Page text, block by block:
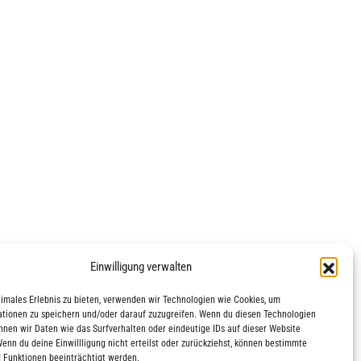
Einwilligung verwalten
Erlebnis zu bieten, verwenden wir Technologien wie Cookies, um
zu speichern und/oder darauf zuzugreifen. Wenn du diesen Technologien
wir Daten wie das Surfverhalten oder eindeutige IDs auf dieser Website
du deine Einwillligung nicht erteilst oder zurückziehst, können bestimmte
Funktionen beeinträchtigt werden.